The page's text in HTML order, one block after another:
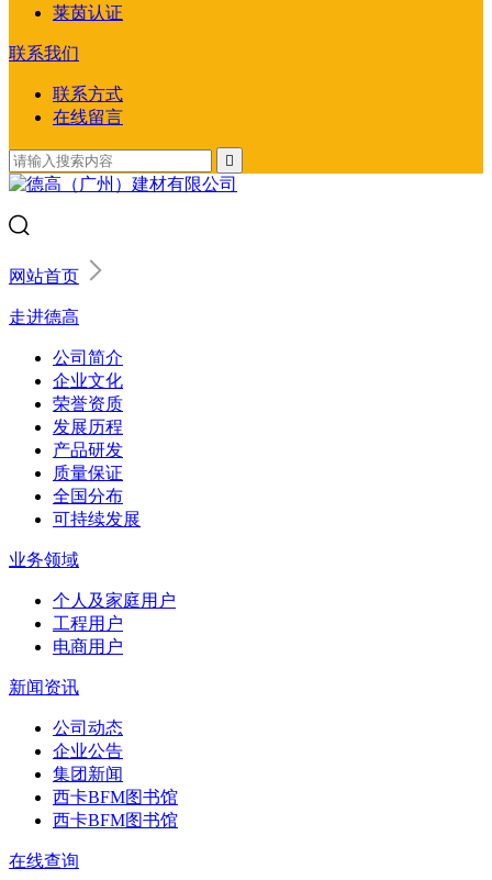
莱茵认证
联系我们
联系方式
在线留言

网站首页
走进德高
公司简介
企业文化
荣誉资质
发展历程
产品研发
质量保证
全国分布
可持续发展
业务领域
个人及家庭用户
工程用户
电商用户
新闻资讯
公司动态
企业公告
集团新闻
西卡BFM图书馆
西卡BFM图书馆
在线查询